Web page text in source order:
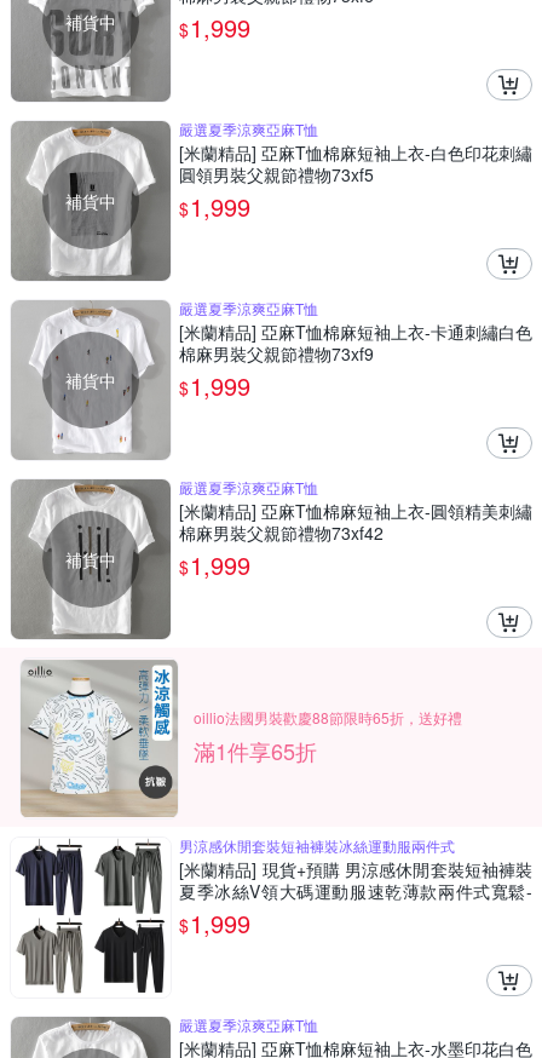
補貨中
$1,999
補貨中
嚴選夏季涼爽亞麻T恤
[米蘭精品] 亞麻T恤棉麻短袖上衣-白色印花刺繡
圓領男裝父親節禮物73xf5
$1,999
補貨中
嚴選夏季涼爽亞麻T恤
[米蘭精品] 亞麻T恤棉麻短袖上衣-卡通刺繡白色
棉麻男裝父親節禮物73xf9
$1,999
補貨中
嚴選夏季涼爽亞麻T恤
[米蘭精品] 亞麻T恤棉麻短袖上衣-圓領精美刺繡
棉麻男裝父親節禮物73xf42
$1,999
oillio法國男裝歡慶88節限時65折，送好禮
滿1件享65折
男涼感休閒套裝短袖褲裝冰絲運動服兩件式
[米蘭精品] 現貨+預購 男涼感休閒套裝短袖褲裝
夏季冰絲V領大碼運動服速乾薄款兩件式寬鬆-
男裝4色74lg89
$1,999
嚴選夏季涼爽亞麻T恤
[米蘭精品] 亞麻T恤棉麻短袖上衣-水墨印花白色